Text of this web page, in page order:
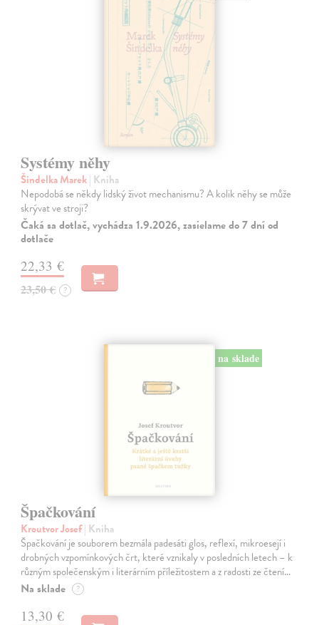
Systémy něhy
Šindelka Marek| Kniha
Nepodobá se někdy lidský život mechanismu? A kolik něhy se může
skrývat ve stroji?
Čaká sa dotlač, vychádza 1.9.2026, zasielame do 7 dní od
dotlače
22,33 €
23,50 € ?
na sklade
Špačkování
Kroutvor Josef| Kniha
Špačkování je souborem bezmála padesáti glos, reflexí, mikroesejí i
drobných vzpomínkových črt, které vznikaly v posledních letech – k
různým společenským i literárním příležitostem a z radosti ze čtení…
Na sklade ?
13,30 €